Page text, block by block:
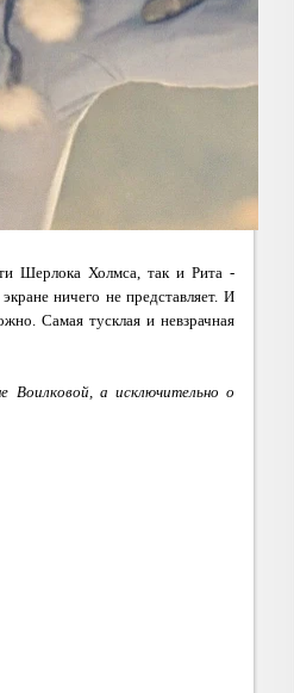
Шерлока Холмса, так и Рита -
ничего не представляет. И
Самая тусклая и невзрачная
Воилковой, а исключительно о